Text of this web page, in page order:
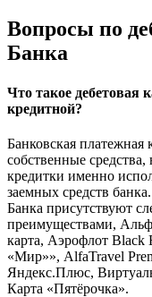
Вопросы по
Банка
Что такое дебетовая
кредитной?
Банковская платежная
собственные средства,
кредитки именно
заемных средств
Банка присутствуют
преимуществами,
карта, Аэрофлот Black
«Мир»», AlfaTravel
Яндекс.Плюс,
Карта «Пятёрочка».